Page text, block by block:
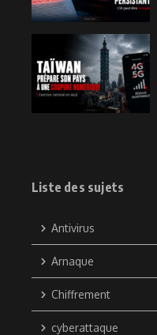
Liste des sujets
Antivirus
Arnaque
Chiffrement
cyberattaque